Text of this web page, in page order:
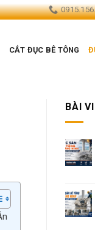
CẮT ĐỤC BÊ TÔNG
BÀI